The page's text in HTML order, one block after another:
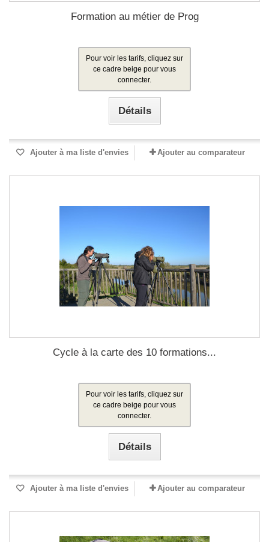
Formation au métier de Prog
Pour voir les tarifs, cliquez sur
ce cadre beige pour vous
connecter.
Détails
Ajouter à ma liste d'envies Ajouter au comparateur
Cycle à la carte des 10 formations...
Pour voir les tarifs, cliquez sur
ce cadre beige pour vous
connecter.
Détails
Ajouter à ma liste d'envies Ajouter au comparateur